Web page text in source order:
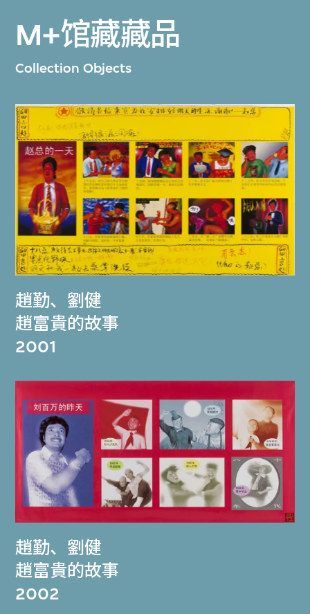
M+馆藏藏品
Collection Objects
趙勤、 劉健
趙富貴的故事
2001
趙勤、 劉健
趙富貴的故事
2002